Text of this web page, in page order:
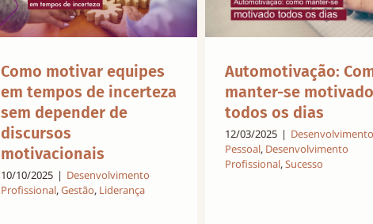
Como motivar equipes
em tempos de incerteza
sem depender de
discursos
motivacionais
10/10/2025 | Desenvolvimento
Profissional,Gestão, Liderança
Automotivação:
manter-se motivado
todos os dias
12/03/2025 | Desenvolvimento
Pessoal, Desenvolvimento
Profissional,Sucesso